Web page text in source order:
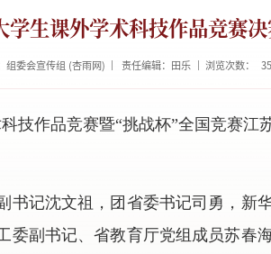
生课外学术科技作品竞赛
组委会宣传组 (杏雨网) 责任编辑：田乐 浏览次数：
技作品竞赛暨“挑战杯”全国竞赛江
书记沈文祖，团省委书记司勇，新
委副书记、省教育厅党组成员苏春